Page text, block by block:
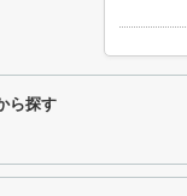
ら探す